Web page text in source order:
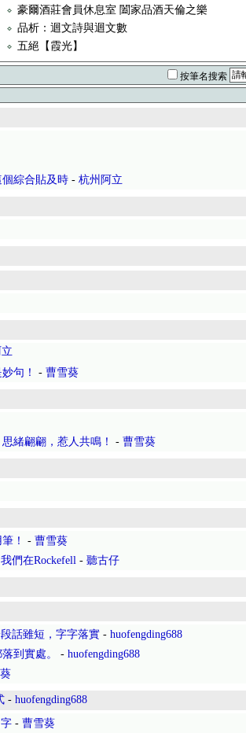
豪爾酒莊會員休息室 闔家品酒天倫之樂
品析：迴文詩與迴文數
五絕【霞光】
按筆名搜索
綜合貼及時 - 杭州阿立
句！ - 曹雪葵
緒翩翩，惹人共鳴！ - 曹雪葵
！ - 曹雪葵
們在Rockefell - 聽古仔
話雖短，字字落實 - huofengding688
到實處。 - huofengding688
- huofengding688
- 曹雪葵